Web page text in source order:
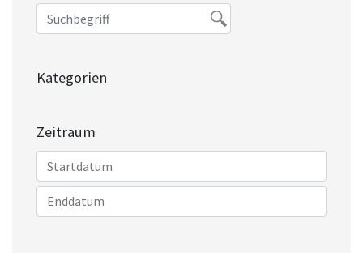
Kategorien
Zeitraum